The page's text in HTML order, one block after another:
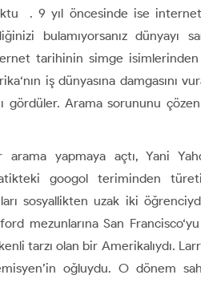
. 9 yıl öncesinde ise
bulamıyorsanız dünyayı
tarihinin simge
iş dünyasına damgasını
gördüler. Arama sorununu
yapmaya açtı, Yani
googol teriminden
sosyallikten uzak iki
mezunlarına San
tarzı olan bir Amerikalıydı.
oğluydu. O dönem